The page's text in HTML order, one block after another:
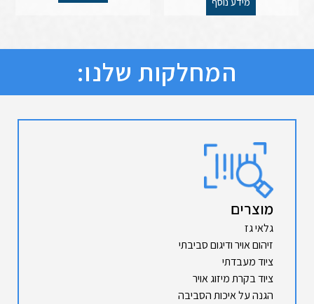
המחלקות שלנו:
מוצרים
גלאי גז
זיהום אויר ודיגום סביבתי
ציוד מעבדתי
ציוד בקרת מיזוג אויר
הגנה על איכות הסביבה